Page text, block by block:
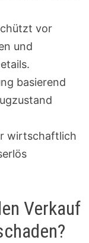
vor
und
basierend
wirtschaftlich
Verkauf